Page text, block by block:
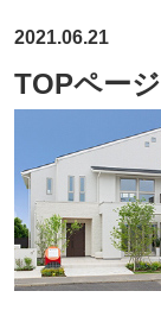
2021.06.21
TOPページ